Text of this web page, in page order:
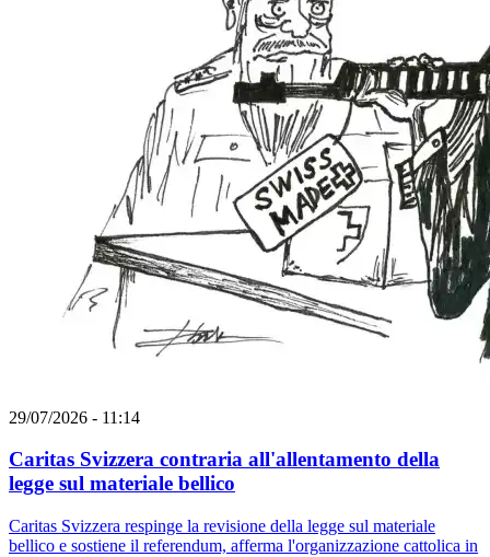
29/07/2026 - 11:14
Caritas Svizzera contraria all'allentamento della
legge sul materiale bellico
Caritas Svizzera respinge la revisione della legge sul materiale
bellico e sostiene il referendum, afferma l'organizzazione cattolica in